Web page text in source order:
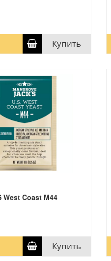
Купить
West Coast M44
Купить